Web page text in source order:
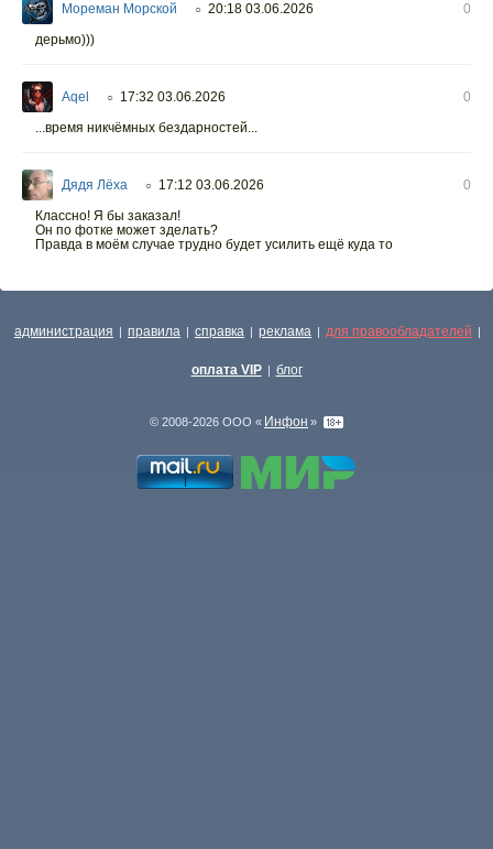
Мореман Морской ○ 20:18 03.06.2026
0
дерьмо)))
Aqel ○ 17:32 03.06.2026
0
...время никчёмных бездарностей...
Дядя Лёха ○ 17:12 03.06.2026
0
Классно! Я бы заказал!
Он по фотке может зделать?
Правда в моём случае трудно будет усилить ещё куда то
администрация | правила | справка | реклама | для правообладателей |
оплата VIP | блог
© 2008-2026 ООО « Инфон »